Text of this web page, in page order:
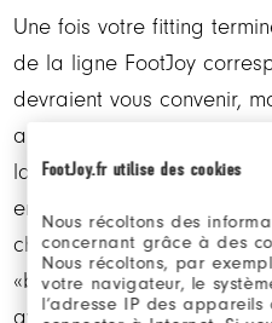
FootJoy.fr utilise des cookies
Nous récoltons des
concernant grâce à des
Nous récoltons, par
votre navigateur, le
l’adresse IP des appareils
Une fois votre fitting
de la ligne FootJoy
devraient vous convenir,
apporte sa propre
la chaussure,
engendrées, varieront en
chaussure. Par exemple,
«bicycle toe » (sans
avec une découpe en « V